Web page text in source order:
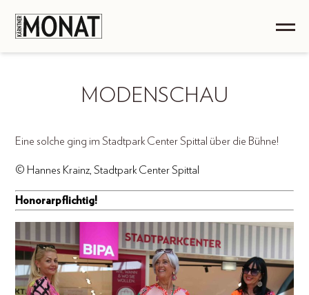
MODENSCHAU
Eine solche ging im Stadtpark Center Spittal über die Bühne!
© Hannes Krainz, Stadtpark Center Spittal
Honorarpflichtig!